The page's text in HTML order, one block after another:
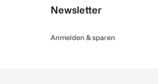
Newsletter
Anmelden & sparen